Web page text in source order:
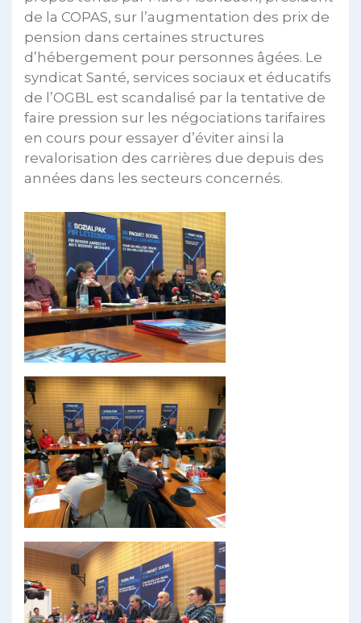
de la COPAS, sur l’augmentation des prix de
pension dans certaines structures
d’hébergement pour personnes âgées. Le
syndicat Santé, services sociaux et éducatifs
de l’OGBL est scandalisé par la tentative de
faire pression sur les négociations tarifaires
en cours pour essayer d’éviter ainsi la
revalorisation des carrières due depuis des
années dans les secteurs concernés.